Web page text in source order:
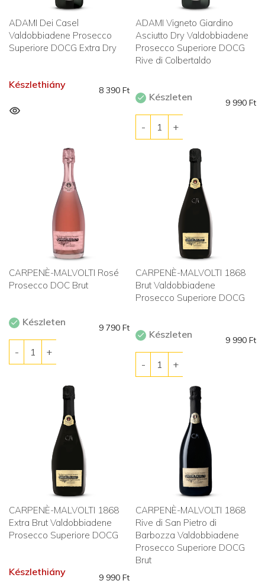
ADAMI Dei Casel
Valdobbiadene Prosecco
Superiore DOCG Extra Dry
Készlethiány 8 390 Ft
ADAMI Vigneto Giardino
Asciutto Dry Valdobbiadene
Prosecco Superiore DOCG
Rive di Colbertaldo
Készleten 9 990 Ft
CARPENÈ-MALVOLTI Rosé
Prosecco DOC Brut
Készleten 9 790 Ft
CARPENÈ-MALVOLTI 1868
Brut Valdobbiadene
Prosecco Superiore DOCG
Készleten 9 990 Ft
CARPENÈ-MALVOLTI 1868
Extra Brut Valdobbiadene
Prosecco Superiore DOCG
Készlethiány 9 990 Ft
CARPENÈ-MALVOLTI 1868
Rive di San Pietro di
Barbozza Valdobbiadene
Prosecco Superiore DOCG
Brut